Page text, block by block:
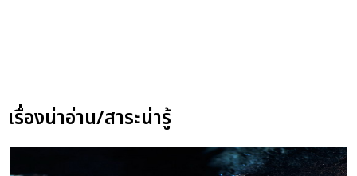
เรื่องน่าอ่าน/สาระน่ารู้